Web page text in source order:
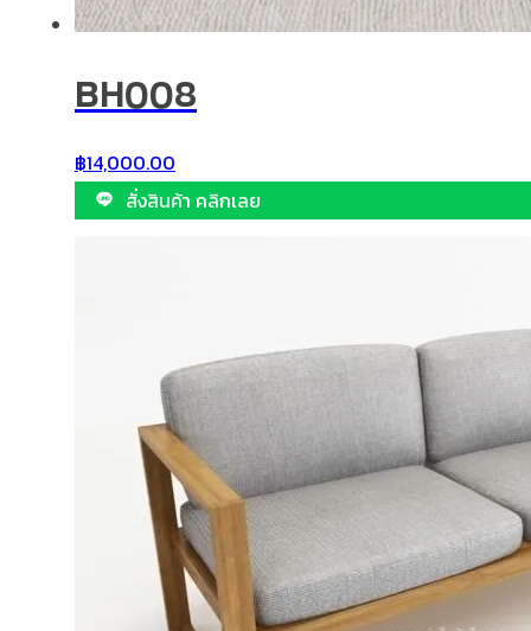
BH008
฿14,000.00
สั่งสินค้า คลิกเลย